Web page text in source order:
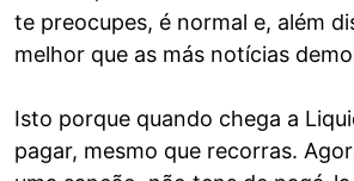
te preocupes, é normal e, além
melhor que as más notícias
Isto porque quando chega a
pagar, mesmo que recorras.